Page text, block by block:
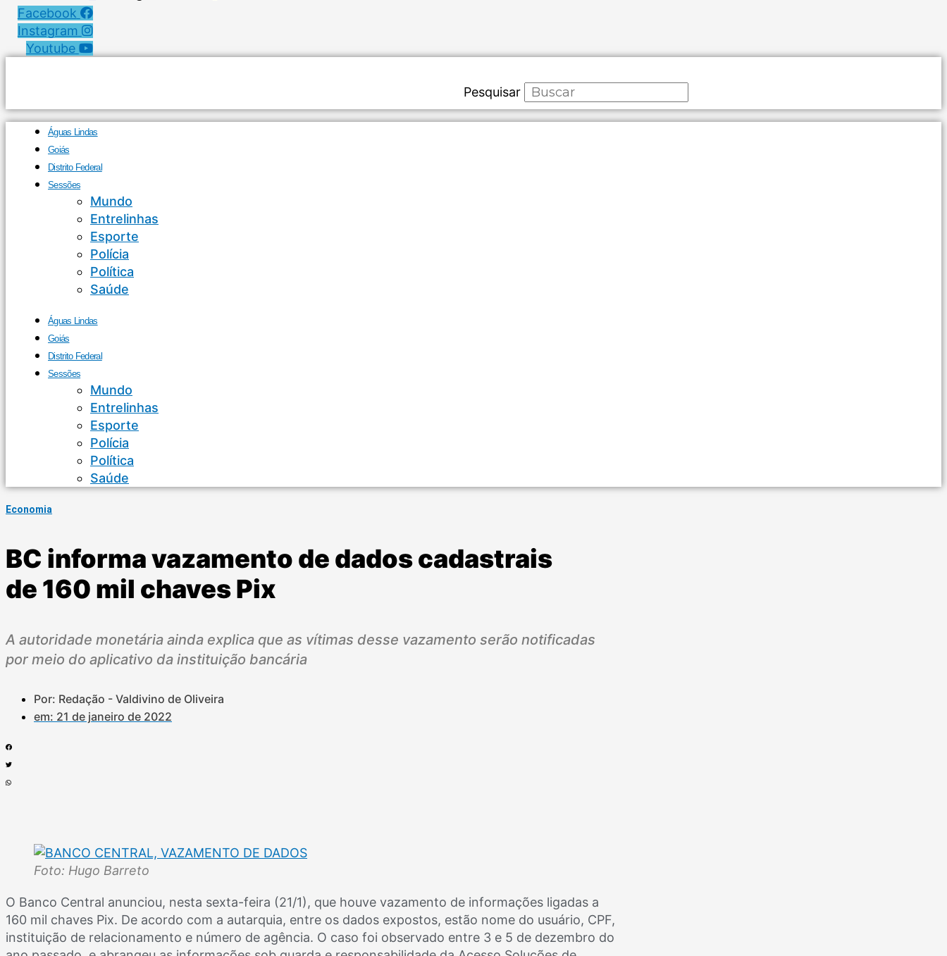
Facebook
Instagram
Youtube
Pesquisar
Águas Lindas
Goiás
Distrito Federal
Sessões
Mundo
Entrelinhas
Esporte
Polícia
Política
Saúde
Águas Lindas
Goiás
Distrito Federal
Sessões
Mundo
Entrelinhas
Esporte
Polícia
Política
Saúde
Economia
BC informa vazamento de dados cadastrais
de 160 mil chaves Pix
A autoridade monetária ainda explica que as vítimas desse vazamento serão notificadas
por meio do aplicativo da instituição bancária
Por: Redação - Valdivino de Oliveira
em: 21 de janeiro de 2022
Foto: Hugo Barreto
O Banco Central anunciou, nesta sexta-feira (21/1), que houve vazamento de informações ligadas a
160 mil chaves Pix. De acordo com a autarquia, entre os dados expostos, estão nome do usuário, CPF,
instituição de relacionamento e número de agência. O caso foi observado entre 3 e 5 de dezembro do